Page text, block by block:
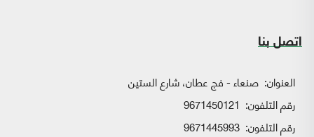
اتصل بنا
العنوان: صنعاء - فج عطان، شارع الستين
رقم التلفون: 9671450121
رقم التلفون: 9671445993